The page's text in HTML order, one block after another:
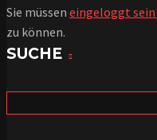
Sie müssen eingeloggt sein
zu können.
SUCHE